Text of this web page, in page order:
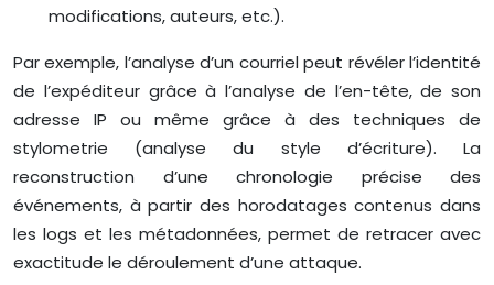
modifications, auteurs, etc.).
Par exemple, l’analyse d’un courriel peut révéler l’identité
de l’expéditeur grâce à l’analyse de l’en-tête, de son
adresse IP ou même grâce à des techniques de
stylometrie (analyse du style d’écriture). La
reconstruction d’une chronologie précise des
événements, à partir des horodatages contenus dans
les logs et les métadonnées, permet de retracer avec
exactitude le déroulement d’une attaque.